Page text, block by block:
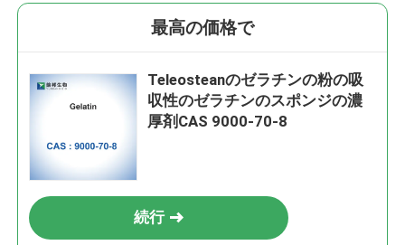
最高の価格で
Teleosteanのゼラチンの粉の吸
収性のゼラチンのスポンジの濃
厚剤CAS 9000-70-8
続行